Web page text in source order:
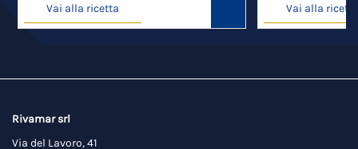
Vai alla ricetta Vai alla ricetta
Rivamar srl
Via del Lavoro, 41